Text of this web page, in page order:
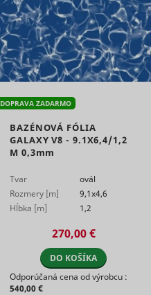
DOPRAVA ZADARMO
BAZÉNOVÁ FÓLIA
GALAXY V8 - 9.1X6,4/1,2
M 0,3mm
Tvar
ovál
Rozmery [m]
9,1x4,6
Hĺbka [m]
1,2
270,00 €
DO KOŠÍKA
Odporúčaná cena od výrobcu :
540,00 €